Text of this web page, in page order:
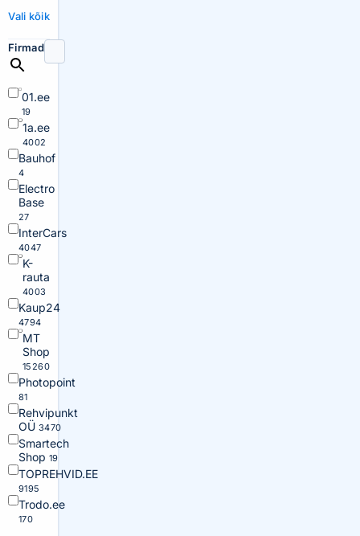
Vali kõik
Firmad
01.ee
19
1a.ee
4002
Bauhof
4
Electro
Base
27
InterCars
4047
K-
rauta
4003
Kaup24
4794
MT
Shop
15260
Photopoint
81
Rehvipunkt
OÜ 3470
Smartech
Shop 19
TOPREHVID.EE
9195
Trodo.ee
170